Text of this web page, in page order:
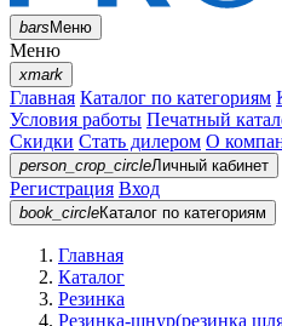
barsМеню
Меню
xmark
Главная Каталог по категориям
Условия работы Печатный
Скидки Стать дилером О
person_crop_circleЛичный кабинет
Регистрация Вход
book_circleКаталог по категориям
Главная
Каталог
Резинка
Резинка-шнур(резинка